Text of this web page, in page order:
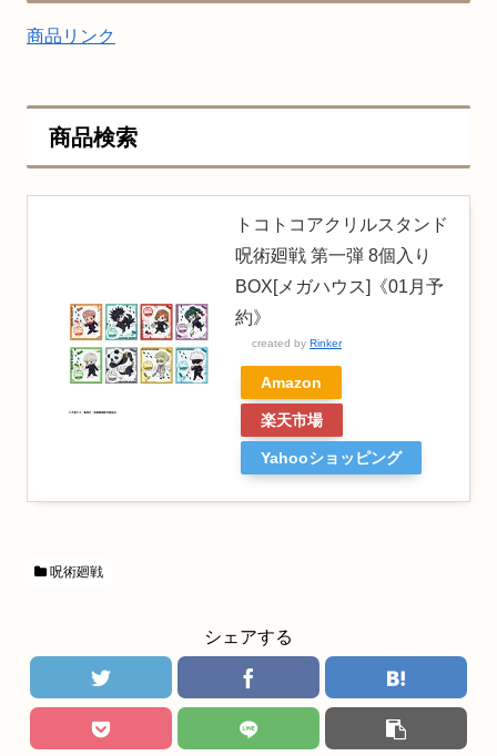
商品リンク
商品検索
トコトコアクリルスタンド
呪術廻戦 第一弾 8個入り
BOX[メガハウス]《01月予
約》
created by Rinker
Amazon
楽天市場
Yahooショッピング
呪術廻戦
シェアする